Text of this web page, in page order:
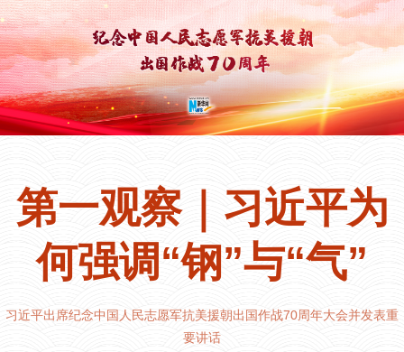
第一观察｜习近平为
何强调“钢”与“气”
习近平出席纪念中国人民志愿军抗美援朝出国作战70周年大会并发表重
要讲话